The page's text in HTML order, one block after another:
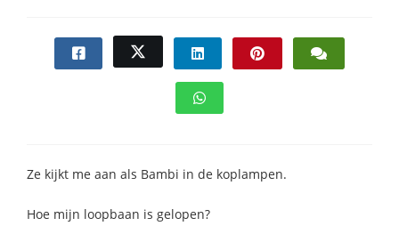
Ze kijkt me aan als Bambi in de koplampen.
Hoe mijn loopbaan is gelopen?
worden